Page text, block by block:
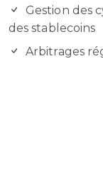
Gestion des
des stablecoins
Arbitrages